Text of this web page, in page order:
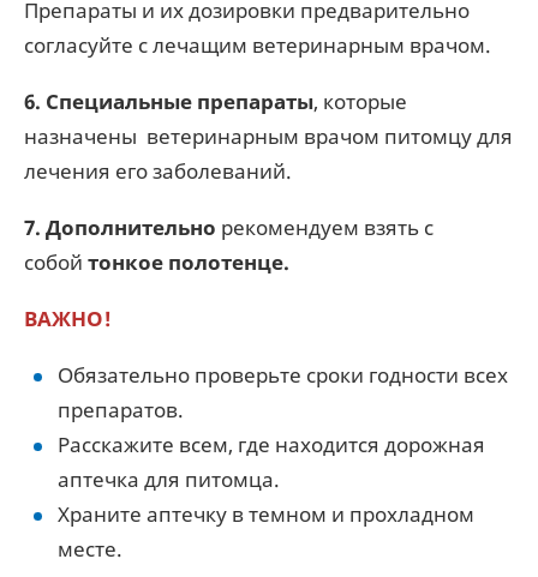
Препараты и их дозировки предварительно
согласуйте с лечащим ветеринарным врачом.
6. Специальные препараты, которые
назначены ветеринарным врачом питомцу для
лечения его заболеваний.
7. Дополнительно рекомендуем взять с
собой тонкое полотенце.
ВАЖНО!
Обязательно проверьте сроки годности всех
препаратов.
Расскажите всем, где находится дорожная
аптечка для питомца.
Храните аптечку в темном и прохладном
месте.